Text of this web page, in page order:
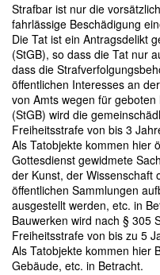
Strafbar ist nur die
fahrlässige Beschädigung
Die Tat ist ein Antragsdelikt
(StGB), so dass die Tat nur
dass die
öffentlichen Interesses an
von Amts wegen für
(StGB) wird die
Freiheitsstrafe von bis 3
Als Tatobjekte kommen hier
Gottesdienst gewidmete
der Kunst, der Wissenschaft
öffentlichen Sammlungen
ausgestellt werden, etc. in
Bauwerken wird nach § 305
Freiheitsstrafe von bis zu 5
Als Tatobjekte kommen hier
Gebäude, etc. in Betracht.